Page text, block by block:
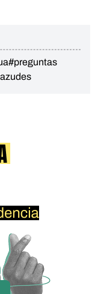
#preguntas